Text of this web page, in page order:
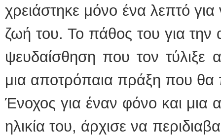
χρειάστηκε μόνο ένα λεπτό
ζωή του. Το πάθος του για την
ψευδαίσθηση που τον τύλιξε
μια αποτρόπαια πράξη που
Ένοχος για έναν φόνο και μια
ηλικία του, άρχισε να